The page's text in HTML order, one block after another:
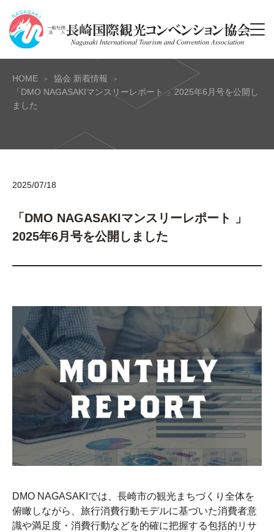
HOME
協会 新着情報
「DMO NAGASAKIマンスリーレポート 」2025年6月号を公開し
ました
2025/07/18
「DMO NAGASAKIマンスリーレポート 」
2025年6月号を公開しました
DMO NAGASAKIでは、長崎市の観光まちづくり全体を
俯瞰しながら、旅行消費行動モデルに基づいた消費者意
識や満足度・消費行動などを的確に把握する包括的リサ